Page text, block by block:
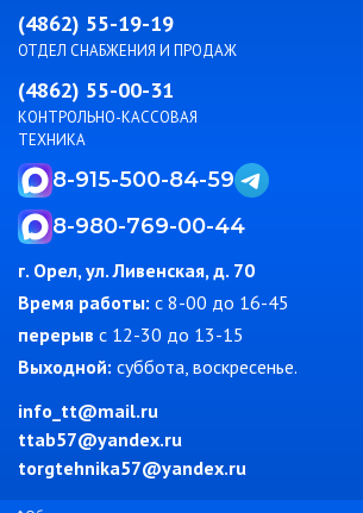
(4862) 55-19-19
ОТДЕЛ СНАБЖЕНИЯ И ПРОДАЖ
(4862) 55-00-31
КОНТРОЛЬНО-КАССОВАЯ
ТЕХНИКА
8-915-500-84-59
8-980-769-00-44
г. Орел, ул. Ливенская, д. 70
Время работы: c 8-00 до 16-45
перерыв с 12-30 до 13-15
Выходной: суббота, воскресенье.
info_tt@mail.ru
ttab57@yandex.ru
torgtehnika57@yandex.ru